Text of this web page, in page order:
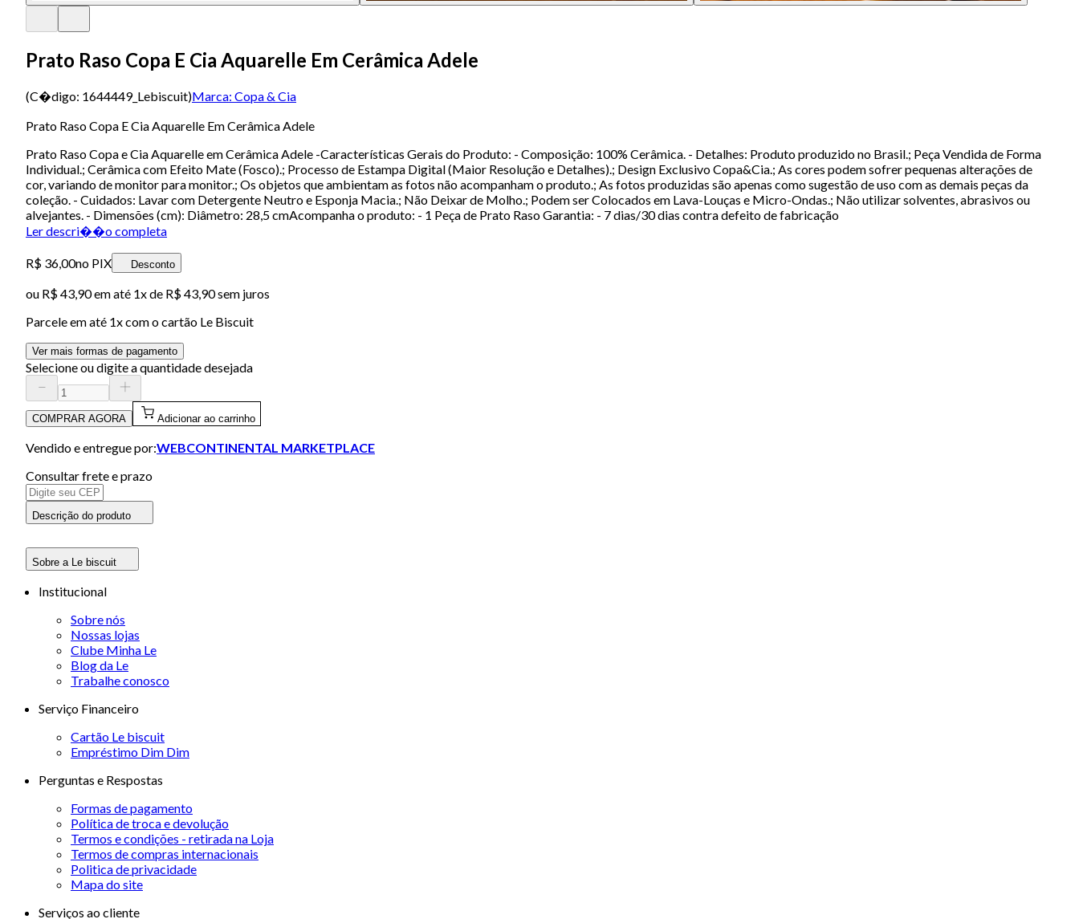
Prato Raso Copa E Cia Aquarelle Em Cerâmica Adele
(C�digo: 1644449_Lebiscuit)Marca: Copa & Cia
Prato Raso Copa E Cia Aquarelle Em Cerâmica Adele
Prato Raso Copa e Cia Aquarelle em Cerâmica Adele -Características Gerais do Produto: - Composição: 100% Cerâmica. - Detalhes: Produto produzido no Brasil.; Peça Vendida de Forma
Individual.; Cerâmica com Efeito Mate (Fosco).; Processo de Estampa Digital (Maior Resolução e Detalhes).; Design Exclusivo Copa&Cia.; As cores podem sofrer pequenas alterações de
cor, variando de monitor para monitor.; Os objetos que ambientam as fotos não acompanham o produto.; As fotos produzidas são apenas como sugestão de uso com as demais peças da
coleção. - Cuidados: Lavar com Detergente Neutro e Esponja Macia.; Não Deixar de Molho.; Podem ser Colocados em Lava-Louças e Micro-Ondas.; Não utilizar solventes, abrasivos ou
alvejantes. - Dimensões (cm): Diâmetro: 28,5 cmAcompanha o produto: - 1 Peça de Prato Raso Garantia: - 7 dias/30 dias contra defeito de fabricação
Ler descri��o completa
R$ 36,00no PIX Desconto
ou R$ 43,90em até 1x de R$ 43,90sem juros
Parcele em até 1x com o cartão Le Biscuit
Ver mais formas de pagamento
Selecione ou digite a quantidade desejada
COMPRAR AGORA Adicionar ao carrinho
Vendido e entregue por:WEBCONTINENTAL MARKETPLACE
Consultar frete e prazo
Descrição do produto
Sobre a Le biscuit
Institucional
Sobre nós
Nossas lojas
Clube Minha Le
Blog da Le
Trabalhe conosco
Serviço Financeiro
Cartão Le biscuit
Empréstimo Dim Dim
Perguntas e Respostas
Formas de pagamento
Política de troca e devolução
Termos e condições - retirada na Loja
Termos de compras internacionais
Politica de privacidade
Mapa do site
Serviços ao cliente